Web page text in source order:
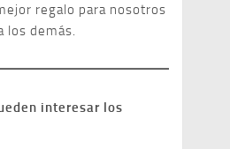
regalo para nosotros
los demás.
interesar los